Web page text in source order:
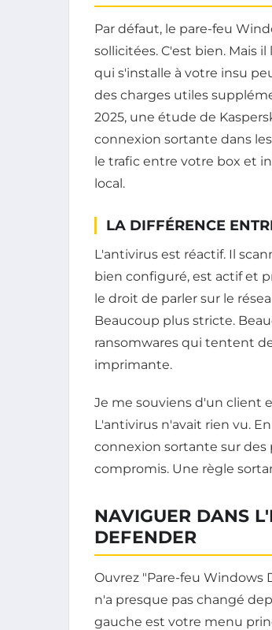
Par défaut, le pare-feu
sollicitées. C'est bien. Mais
qui s'installe à votre insu
des charges utiles
2025, une étude de
connexion sortante dans
le trafic entre votre box et
local.
LA DIFFÉRENCE
L'antivirus est réactif. Il
bien configuré, est actif et
le droit de parler sur le
Beaucoup plus stricte.
ransomwares qui tentent
imprimante.
Je me souviens d'un client
L'antivirus n'avait rien vu.
connexion sortante sur des
compromis. Une règle
NAVIGUER DANS
DEFENDER
Ouvrez "Pare-feu Windows
n'a presque pas changé
gauche est votre menu